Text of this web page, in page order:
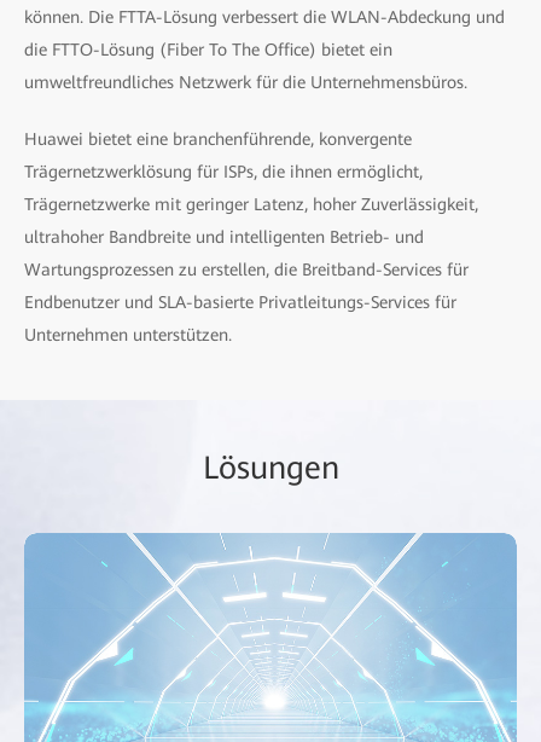
können. Die FTTA-Lösung verbessert die WLAN-Abdeckung und
die FTTO-Lösung (Fiber To The Office) bietet ein
umweltfreundliches Netzwerk für die Unternehmensbüros.
Huawei bietet eine branchenführende, konvergente
Trägernetzwerklösung für ISPs, die ihnen ermöglicht,
Trägernetzwerke mit geringer Latenz, hoher Zuverlässigkeit,
ultrahoher Bandbreite und intelligenten Betrieb- und
Wartungsprozessen zu erstellen, die Breitband-Services für
Endbenutzer und SLA-basierte Privatleitungs-Services für
Unternehmen unterstützen.
Lösungen